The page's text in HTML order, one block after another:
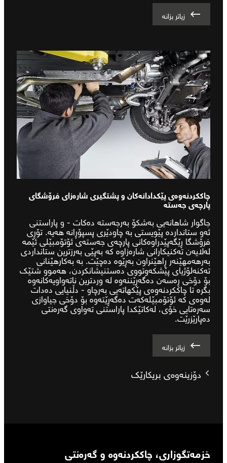
زیاتر بزانە
چاککردنەوەی پێکدادانەکان و پشتگیری شارەزای فرۆشگای
پارچەی جەستە
جاگوار شاهانەیی بەشکۆ بەرجەستە دەکات - و پاراستنی
ئەو ستانداردە پێویستی بە چاودێری پسپۆڕانە هەیە. تۆڕی
فرۆشگا ڕێگەپێدراوەکانی پارچەی جەستەی ئۆتۆمبێلی ئێمە
لەلایەن تەکنیکارانی شارەزاوە کە بەپێی بەرزترین ستانداردی
بەرهەمهێنەر ڕاهێنراون بەڕێوە دەچێت. بە بەکارهێنانی
تەکنەلۆژیای پێشکەوتووی دەستنیشانکردن، هەموو شتێک
بۆ دۆخی ڕەسەن دەگەڕێننەوە لە وردترین ناتەواویەکانەوە
بگرە تا چاککردنەوەی پێکهاتەیی بەرچاو - دڵنیایی دەدات
لەوەی کە ئۆتۆمبێلەکەت دەگەڕێتەوە بۆ دۆخی جیاوازی
سەرەتایی خۆی، لەکاتێکدا پاراستنی تەواوی گەرەنتی
دەپارێزرێت.
زیاتر بزانە
دۆزینەوەی بریکارێک
خزمەتگوزاری، چاککردنەوە و گەرەنتی